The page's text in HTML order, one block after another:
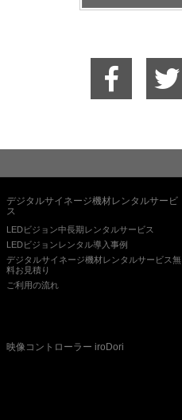
デジタルサイネージ機材レンタルサービ
ス
LEDビジョン中長期レンタルサービス
LEDビジョンレンタル導入事例
デジタルサイネージ機材レンタルサービス無
料お見積り
ご利用の流れ
映像コントローラー iroDori